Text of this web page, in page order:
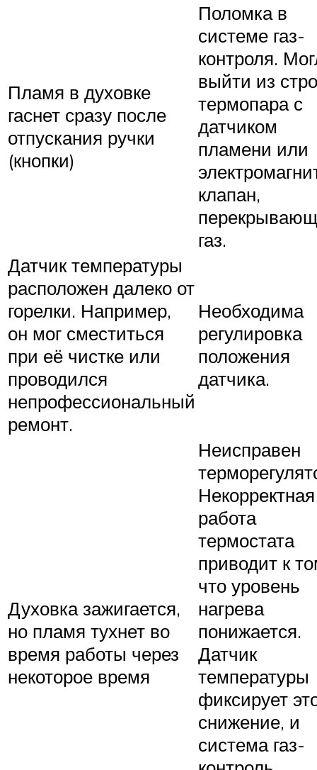
Пламя в духовке
гаснет сразу после
отпускания ручки
(кнопки)
Поломка в
системе газ-
контроля.
выйти из
термопара с
датчиком
пламени или
клапан,
газ.
Датчик температуры
расположен далеко от
горелки. Например,
он мог сместиться
при её чистке или
проводился
непрофессиональный
ремонт.
Необходима
регулировка
положения
датчика.
Духовка зажигается,
но пламя тухнет во
время работы через
некоторое время
Неисправен
Некорректная
работа
термостата
приводит к
что уровень
нагрева
понижается.
Датчик
температуры
фиксирует
снижение, и
система газ-